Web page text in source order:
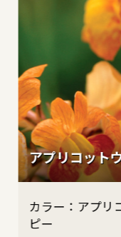
アプリコット
アプリ
ピー